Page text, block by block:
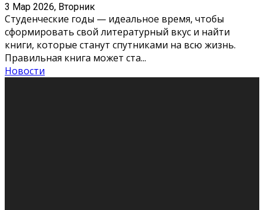
3 Мар 2026, Вторник
Студенческие годы — идеальное время, чтобы
сформировать свой литературный вкус и найти
книги, которые станут спутниками на всю жизнь.
Правильная книга может ста...
Новости